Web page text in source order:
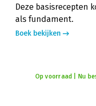
Deze basisrecepten
als fundament.
Boek bekijken
Op voorraad | Nu